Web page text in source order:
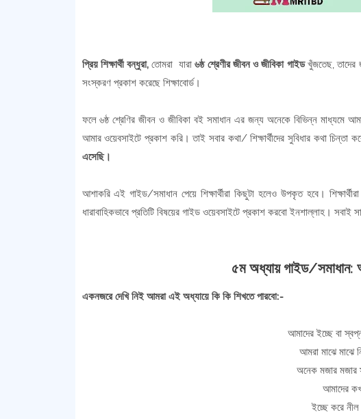
প্রিয় শিক্ষার্থী বন্ধুরা, তোমরা যারা৬ষ্ঠ শ্রেণীর জীবন ও জীবিকা গাইডখুঁজতেছ, তাদের
সংস্করণ প্রকাশ করেছে শিক্ষাবোর্ড।
ফলে ৬ষ্ঠ শ্রেণির জীবন ও জীবিকা বই সমাধান এর জন্য অনেকে বিভিন্ন মাধ্যমে
আমার ওয়েবসাইটে প্রকাশ করি। তাই সবার কথা/ শিক্ষার্থীদের সুবিধার কথা চিন্তা
এসেছি।
আশাকরি এই গাইড/সমাধান পেয়ে শিক্ষার্থীরা কিছুটা হলেও উপকৃত হবে।
ধারাবাহিকভাবে প্রতিটি বিষয়ের গাইড ওয়েবসাইটে প্রকাশ করবো ইনশাল্লাহ। সবাই
৫ম অধ্যায় গাইড/সমাধান:
একনজরে দেখি নিই আমরা এই অধ্যায়ে কি কি শিখতে পারবো:-
আমাদের ইচ্ছে বা
আমরা মাঝে মাঝে
অনেক মজার মজার
আমাদের
ইচ্ছে করে